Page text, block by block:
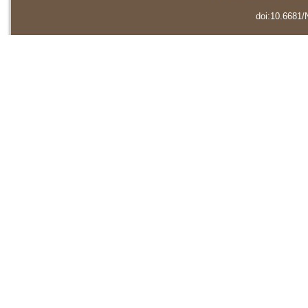
doi:10.6681/